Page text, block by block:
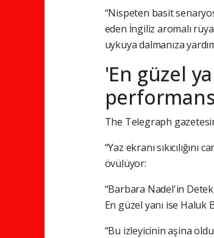
“Nispeten basit
eden İngiliz aromalı
uykuya dalmanıza
'En güzel
The Telegraph
“Yaz ekranı
övülüyor:
“Barbara Nadel'in
En güzel yanı ise
“Bu izleyicinin aşina